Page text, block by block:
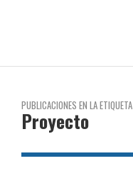
PUBLICACIONES EN LA ETIQUETA
Proyecto